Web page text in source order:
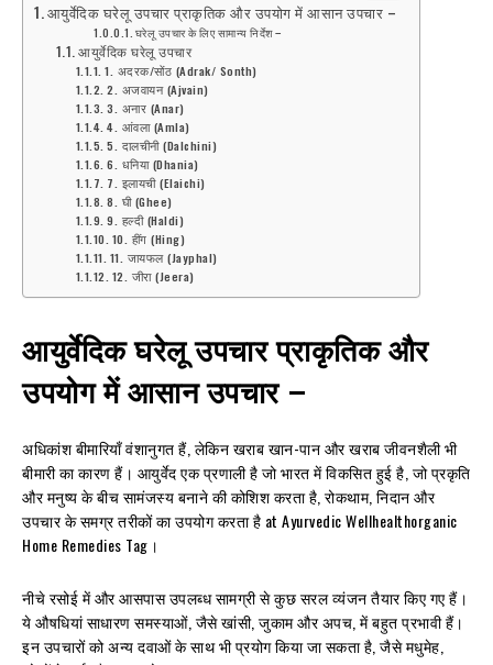
आयुर्वेदिक घरेलू उपचार प्राकृतिक और उपयोग में आसान उपचार –
घरेलू उपचार के लिए सामान्य निर्देश –
आयुर्वेदिक घरेलू उपचार
1. अदरक/सोंठ (Adrak/ Sonth)
2. अजवायन (Ajvain)
3. अनार (Anar)
4. आंवला (Amla)
5. दालचीनी (Dalchini)
6. धनिया (Dhania)
7. इलायची (Elaichi)
8. घी (Ghee)
9. हल्दी (Haldi)
10. हींग (Hing)
11. जायफल (Jayphal)
12. जीरा (Jeera)
आयुर्वेदिक घरेलू उपचार प्राकृतिक और
उपयोग में आसान उपचार –
अधिकांश बीमारियाँ वंशानुगत हैं, लेकिन खराब खान-पान और खराब जीवनशैली भी
बीमारी का कारण हैं। आयुर्वेद एक प्रणाली है जो भारत में विकसित हुई है, जो प्रकृति
और मनुष्य के बीच सामंजस्य बनाने की कोशिश करता है, रोकथाम, निदान और
उपचार के समग्र तरीकों का उपयोग करता है at Ayurvedic Wellhealthorganic
Home Remedies Tag।
नीचे रसोई में और आसपास उपलब्ध सामग्री से कुछ सरल व्यंजन तैयार किए गए हैं।
ये औषधियां साधारण समस्याओं, जैसे खांसी, जुकाम और अपच, में बहुत प्रभावी हैं।
इन उपचारों को अन्य दवाओं के साथ भी प्रयोग किया जा सकता है, जैसे मधुमेह,